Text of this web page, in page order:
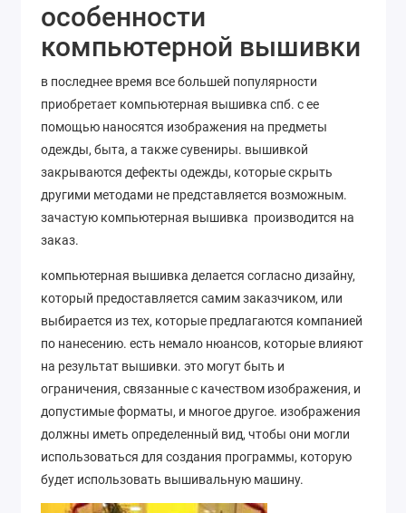
особенности
компьютерной вышивки
в последнее время все большей популярности
приобретает компьютерная вышивка спб. с ее
помощью наносятся изображения на предметы
одежды, быта, а также сувениры. вышивкой
закрываются дефекты одежды, которые скрыть
другими методами не представляется возможным.
зачастую компьютерная вышивка производится на
заказ.
компьютерная вышивка делается согласно дизайну,
который предоставляется самим заказчиком, или
выбирается из тех, которые предлагаются компанией
по нанесению. есть немало нюансов, которые влияют
на результат вышивки. это могут быть и
ограничения, связанные с качеством изображения, и
допустимые форматы, и многое другое. изображения
должны иметь определенный вид, чтобы они могли
использоваться для создания программы, которую
будет использовать вышивальную машину.